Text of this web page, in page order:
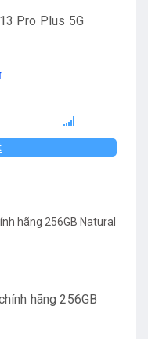
Pro Plus 5G
hãng 256GB